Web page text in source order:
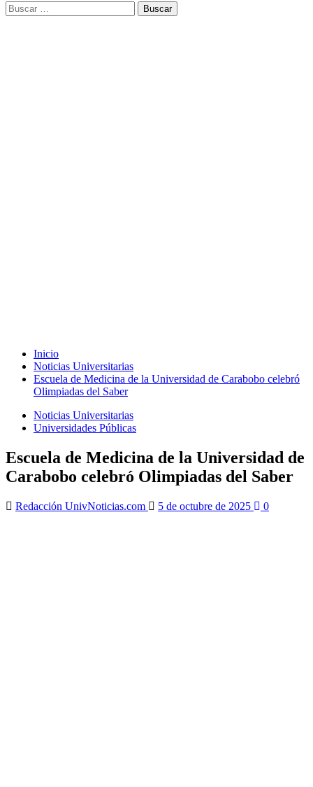
Buscar:
Inicio
Noticias Universitarias
Escuela de Medicina de la Universidad de Carabobo celebró
Olimpiadas del Saber
Noticias Universitarias
Universidades Públicas
Escuela de Medicina de la Universidad de
Carabobo celebró Olimpiadas del Saber
Redacción UnivNoticias.com 5 de octubre de 2025 0